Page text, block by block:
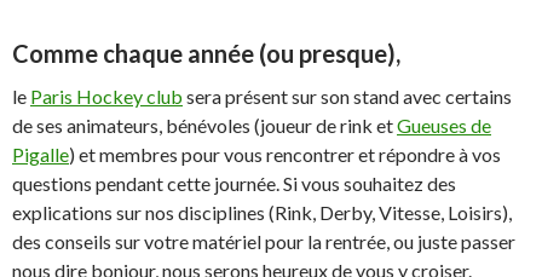
Comme chaque année (ou presque),
le Paris Hockey club sera présent sur son stand avec certains
de ses animateurs, bénévoles (joueur de rink etGueuses de
Pigalle) et membres pour vous rencontrer et répondre à vos
questions pendant cette journée. Si vous souhaitez des
explications sur nos disciplines (Rink, Derby, Vitesse, Loisirs),
des conseils sur votre matériel pour la rentrée, ou juste passer
nous dire bonjour, nous serons heureux de vous y croiser.